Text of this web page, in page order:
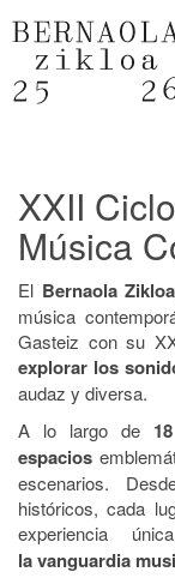
XXII
Música
El Bernaola Zikloa
música
Gasteiz con su
explorar los
audaz y diversa.
A lo largo de
espacios
escenarios.
históricos, cada
experiencia
la vanguardia